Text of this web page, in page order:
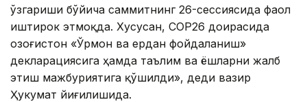
ўзгариши бўйича саммитнинг 26-сессиясида фаол
иштирок этмоқда. Хусусан, CОР26 доирасида
Қозоғистон «Ўрмон ва ердан фойдаланиш»
декларациясига ҳамда таълим ва ёшларни жалб
этиш мажбуриятига қўшилди», деди вазир
Ҳукумат йиғилишида.